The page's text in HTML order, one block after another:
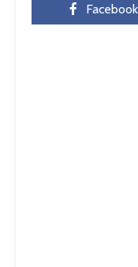
Facebook